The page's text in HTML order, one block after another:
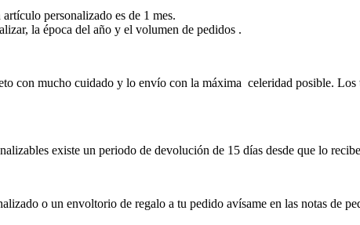
personalizado es de 1 mes.
la época del año y el volumen de pedidos .
con mucho cuidado y lo envío con la máxima celeridad posible.
existe un periodo de devolución de 15 días desde que lo
o un envoltorio de regalo a tu pedido avísame en las notas de